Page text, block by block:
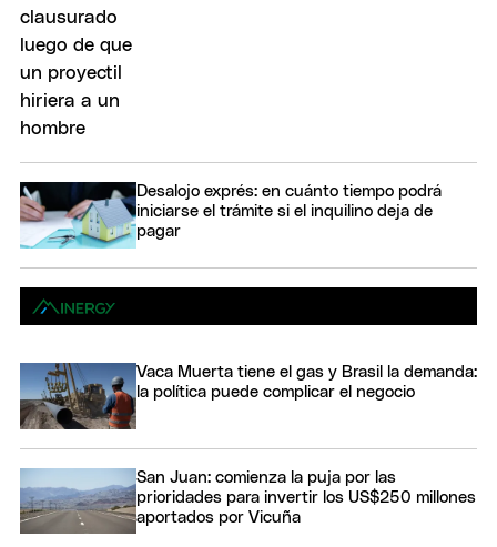
Desalojo exprés: en cuánto tiempo podrá
iniciarse el trámite si el inquilino deja de
pagar
Vaca Muerta tiene el gas y Brasil la demanda:
la política puede complicar el negocio
San Juan: comienza la puja por las
prioridades para invertir los US$250 millones
aportados por Vicuña